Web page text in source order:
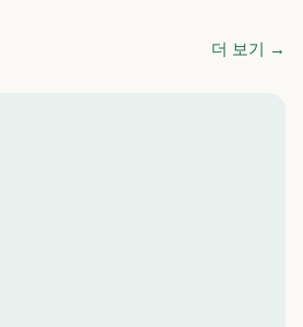
더 보기 →